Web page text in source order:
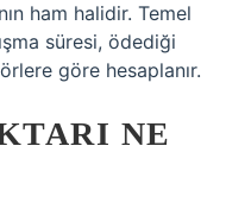
ham halidir. Temel
süresi, ödediği
göre hesaplanır.
NE